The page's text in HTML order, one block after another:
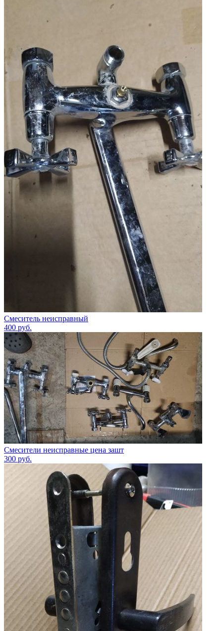
Смеситель неисправный
400 руб.
Смесители неисправные цена зашт
300 руб.